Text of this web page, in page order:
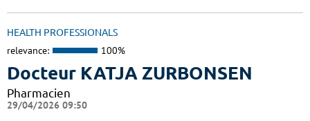
HEALTH PROFESSIONALS
relevance: 100%
Docteur KATJA ZURBONSEN
Pharmacien
29/04/2026 09:50